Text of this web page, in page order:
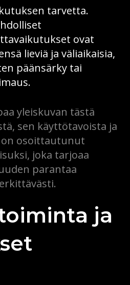
tarvetta.
ovat
lieviä ja väliaikaisia,
päänsärky tai
yleiskuvan tästä
sen käyttötavoista ja
on osoittautunut
joka tarjoaa
parantaa
ja